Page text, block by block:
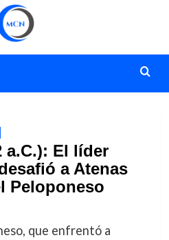
a.C.): El líder
a Atenas
Peloponeso
que enfrentó a